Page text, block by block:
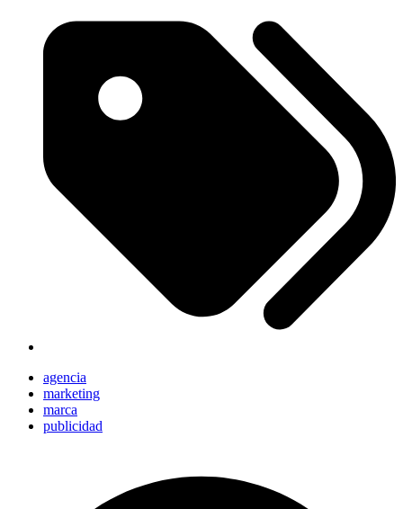
agencia
marketing
marca
publicidad